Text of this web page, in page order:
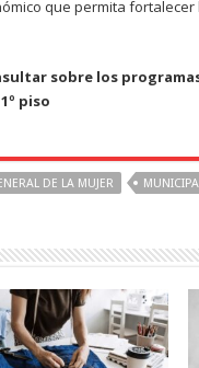
que permita
sobre los
piso
DE LA MUJER